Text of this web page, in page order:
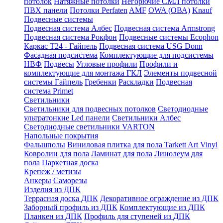
ПВХ панели Потолки Perfaten AMF OWA (ОВА) Knauf
Подвесные системы
Подвесная система Албес Подвесная система Armstrong
Подвесная система Рокфон Подвесные системы Ecophon
Каркас Т24 - Гайпель Подвесная система USG Donn
Фасадная подсистема Комплектующие для подсистемы
НВФ Подвесы Угловые профили Профили и
комплектующие для монтажа ГКЛ Элементы подвесной
системы Гайпель Гребенки Раскладки Подвесная
система Primet
Светильники
Светильники для подвесных потолков Светодиодные
ультратонкие Led панели Светильники Албес
Светодиодные светильники VARTON
Напольные покрытия
Фальшполы Виниловая плитка для пола Tarkett Art Vinyl
Ковролин для пола Ламинат для пола Линолеум для
пола Паркетная доска
Крепеж / метизы
Анкеры Саморезы
Изделия из ДПК
Террасная доска ДПК Декоративное ограждение из ДПК
Заборный профиль из ДПК Комплектующие из ДПК
Планкен из ДПК Профиль для ступеней из ДПК